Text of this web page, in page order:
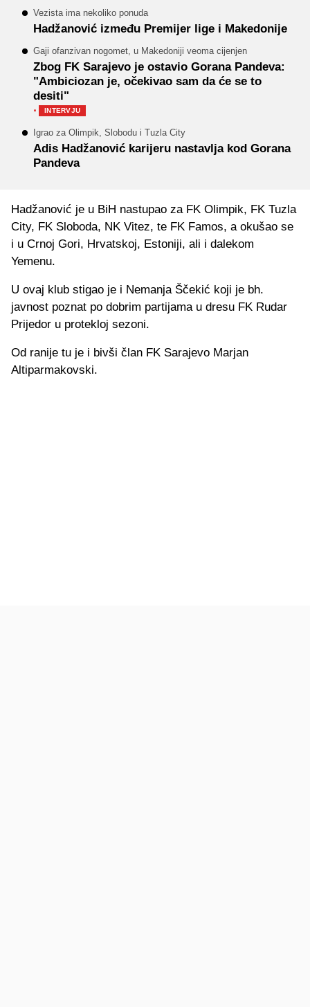
Vezista ima nekoliko ponuda
Hadžanović između Premijer lige i Makedonije
Gaji ofanzivan nogomet, u Makedoniji veoma cijenjen
Zbog FK Sarajevo je ostavio Gorana Pandeva:
"Ambiciozan je, očekivao sam da će se to
desiti"
· INTERVJU
Igrao za Olimpik, Slobodu i Tuzla City
Adis Hadžanović karijeru nastavlja kod Gorana
Pandeva
Hadžanović je u BiH nastupao za FK Olimpik, FK Tuzla
City, FK Sloboda, NK Vitez, te FK Famos, a okušao se
i u Crnoj Gori, Hrvatskoj, Estoniji, ali i dalekom
Yemenu.
U ovaj klub stigao je i Nemanja Ščekić koji je bh.
javnost poznat po dobrim partijama u dresu FK Rudar
Prijedor u protekloj sezoni.
Od ranije tu je i bivši član FK Sarajevo Marjan
Altiparmakovski.